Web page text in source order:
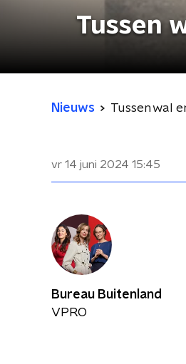
Tussen
Nieuws Tussen wal
vr 14 juni 2024 15:45
Bureau Buitenland
VPRO